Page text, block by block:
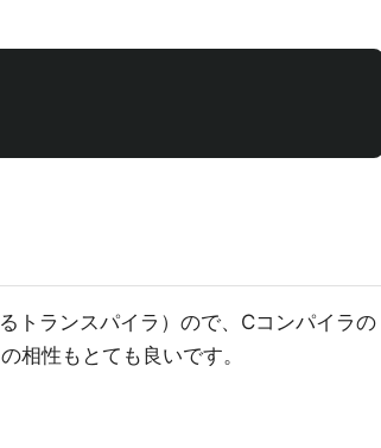
トランスパイラ）ので、Cコンパイラの
相性もとても良いです。